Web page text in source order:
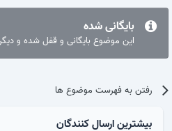
بایگانی شده
این موضوع بایگانی و قفل شده و
رفتن به فهرست موضوع ها
بیشترین ارسال کنندگان